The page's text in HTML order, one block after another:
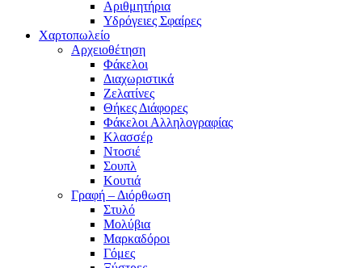
Αριθμητήρια
Υδρόγειες Σφαίρες
Χαρτοπωλείο
Αρχειοθέτηση
Φάκελοι
Διαχωριστικά
Ζελατίνες
Θήκες Διάφορες
Φάκελοι Αλληλογραφίας
Κλασσέρ
Ντοσιέ
Σουπλ
Κουτιά
Γραφή – Διόρθωση
Στυλό
Μολύβια
Μαρκαδόροι
Γόμες